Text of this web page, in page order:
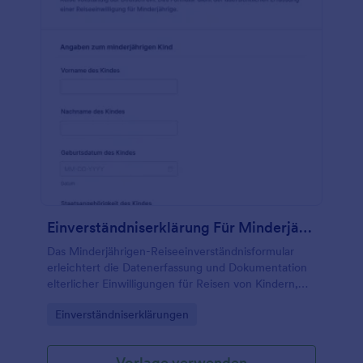
integrieren Sie Ihr Formular mit einem
Einverständniserklärung Für Minderjährige Reisen Formular
Das Minderjährigen-Reiseeinverständnisformular
erleichtert die Datenerfassung und Dokumentation
elterlicher Einwilligungen für Reisen von Kindern,
Reiseveranstalter über Jotform.
Go to Category:
Einverständniserklärungen